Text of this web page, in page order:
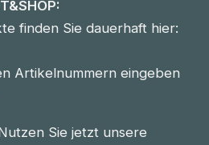
finden Sie dauerhaft hier:
Artikelnummern eingeben
Sie jetzt unsere